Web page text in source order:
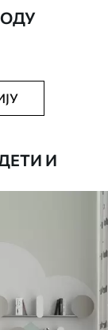
меким
И